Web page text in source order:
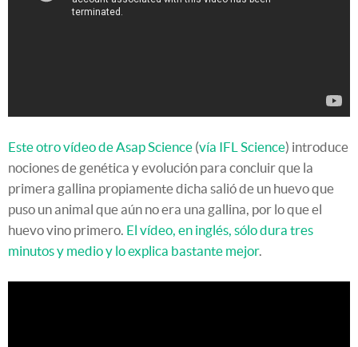
Este otro vídeo de Asap Science (vía IFL Science) introduce
nociones de genética y evolución para concluir que la
primera gallina propiamente dicha salió de un huevo que
puso un animal que aún no era una gallina, por lo que el
huevo vino primero. El vídeo, en inglés, sólo dura tres
minutos y medio y lo explica bastante mejor.